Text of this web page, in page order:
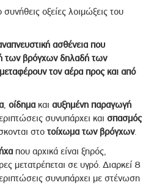
συνήθεις οξείες λοιμώξεις του
ασθένεια που
των βρόγχων δηλαδή των
τον αέρα προς και από
, οίδημα και αυξημένη παραγωγή
συνυπάρχει και σπασμός
στο τοίχωμα των βρόγχων.
που αρχικά είναι ξηρός,
μετατρέπεται σε υγρό. Διαρκεί 8
συνυπάρχει με στένωση